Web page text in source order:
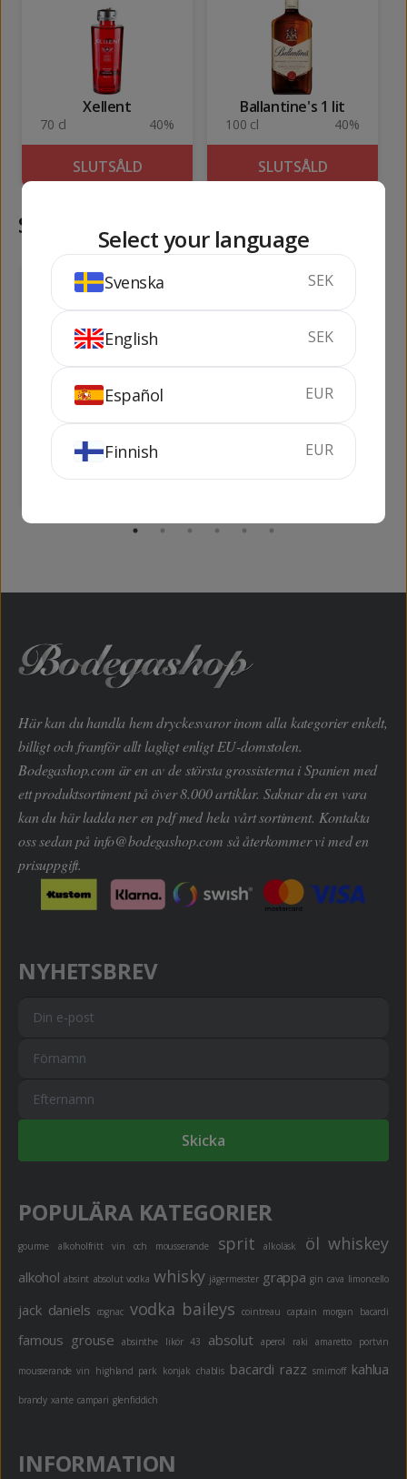
Xellent
70 cl 40%
SLUTSÅLD
Ballantine's 1 lit
100 cl 40%
SLUTSÅLD
Samma kategori
269kr
Absolut Vanilia 1 lit
38%
219
Smirnoff Red Label
1 lit
37.5%
Här kan du handla hem dryckesvaror inom alla kategorier enkelt,
billigt och framför allt lagligt enligt EU-domstolen.
Bodegashop.com är en av de största grossisterna i Spanien med
ett produktsortiment på över 8.000 artiklar. Saknar du en vara
kan du här ladda ner en pdf med hela vårt sortiment. Kontakta
oss sedan på info@bodegashop.com så återkommer vi med en
prisuppgift.
NYHETSBREV
Skicka
POPULÄRA KATEGORIER
gourme alkoholfritt vin och mousserande sprit alkoläsk öl whiskey
alkohol absint absolut vodka whisky jägermeister grappa gin cava limoncello
jack daniels cognac vodka baileys cointreau captain morgan bacardi
famous grouse absinthe likör 43 absolut aperol raki amaretto portvin
mousserande vin highland park konjak chablis bacardi razz smirnoff kahlua
brandy xante campari glenfiddich
INFORMATION
Select your language
Svenska SEK
English SEK
Español EUR
Finnish EUR